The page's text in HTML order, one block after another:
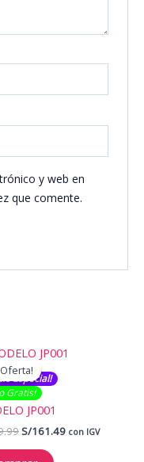
y web en
que comente.
Especial!
Gratis​​​!
JP001
El
original
S/161.49Elcon IGV